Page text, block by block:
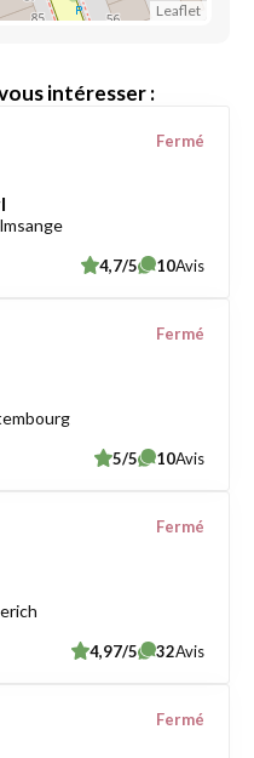
Leaflet
intéresser :
Fermé
4,7/5 10Avis
Fermé
5/5 10Avis
Fermé
4,97/5 32Avis
Fermé